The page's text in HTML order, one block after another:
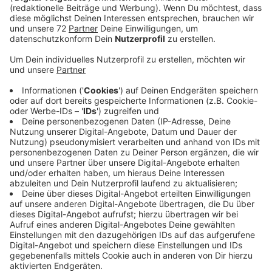
Auf dem größten Berg der Welt ist die
Hölle los
Anzeige
Heute vor 73!! Jahren (29.Mai 1953) haben der
Neuseeländer Edmund Hillary und sein nepalesischer
Sherpa Tenzing Norgay zum allerersten Mal den
Mount Everest erklommen. Krasse Leistung. Aber
heute??
Anzeige